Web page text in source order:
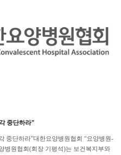
중단하라”
중단하라”대한요양병원협회 “요양병원-
병원협회(회장 기평석)는 보건복지부와